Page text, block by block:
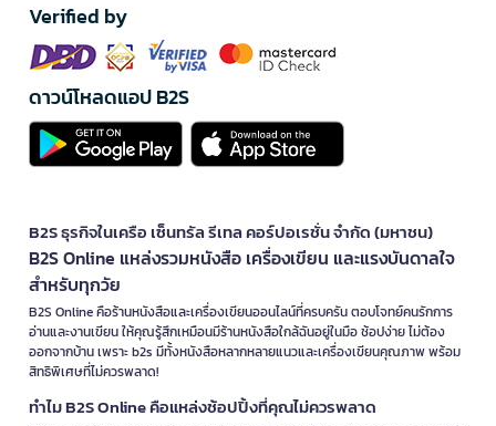
Verified by
ดาวน์โหลดแอป B2S
B2S ธุรกิจในเครือ เซ็นทรัล รีเทล คอร์ปอเรชั่น จำกัด (มหาชน)
B2S Online แหล่งรวมหนังสือ เครื่องเขียน และแรงบันดาลใจ
สำหรับทุกวัย
B2S Online คือร้านหนังสือและเครื่องเขียนออนไลน์ที่ครบครัน ตอบโจทย์คนรักการ
อ่านและงานเขียน ให้คุณรู้สึกเหมือนมีร้านหนังสือใกล้ฉันอยู่ในมือ ช้อปง่าย ไม่ต้อง
ออกจากบ้าน เพราะ b2s มีทั้งหนังสือหลากหลายแนวและเครื่องเขียนคุณภาพ พร้อม
สิทธิพิเศษที่ไม่ควรพลาด!
ทำไม B2S Online คือแหล่งช้อปปิ้งที่คุณไม่ควรพลาด